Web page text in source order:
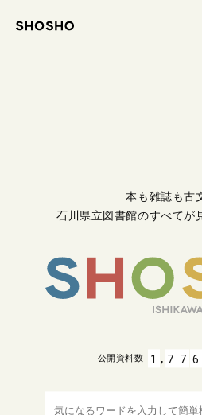
本も雑誌も古
石川県立図書館のすべてが
公開資料数 1 , 7 7 6